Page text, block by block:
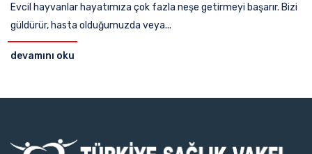
Evcil hayvanlar hayatımıza çok fazla neşe getirmeyi başarır. Bizi
güldürür, hasta olduğumuzda veya...
devamını oku